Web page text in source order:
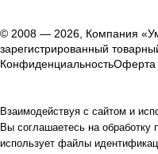
© 2008 — 2026, Компания
зарегистрированный
КонфиденциальностьОферта
Взаимодействуя с сайтом и
Вы соглашаетесь на
использует файлы